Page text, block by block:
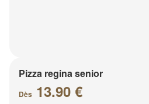
Pizza regina senior
Dès 13.90 €